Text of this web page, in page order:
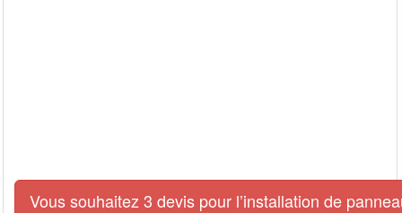
Vous souhaitez 3 devis pour l’installation de